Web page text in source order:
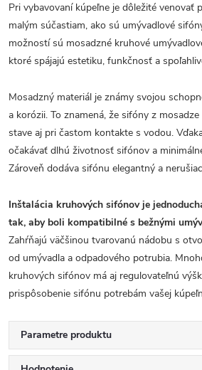
Pri vybavovaní kúpeľne je dôležité venovať
malým súčastiam, ako sú umývadlové
možností sú mosadzné kruhové
ktoré spájajú estetiku, funkčnosť a
Mosadzný materiál je známy svojou
a korózii. To znamená, že sifóny z
stave aj pri častom kontakte s vodou.
očakávať dlhú životnosť sifónov a
Zároveň dodáva sifónu elegantný a
Inštalácia kruhových sifónov je
tak, aby boli kompatibilné s bežnými
Zahŕňajú väčšinou tvarovanú nádobu s
od umývadla a odpadového potrubia.
kruhových sifónov má aj regulovateľnú
prispôsobenie sifónu potrebám vašej
Parametre produktu